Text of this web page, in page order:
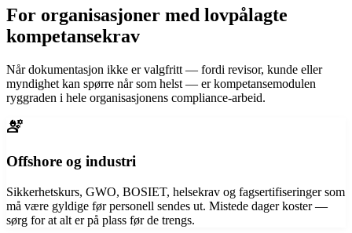
For organisasjoner med lovpålagte
kompetansekrav
Når dokumentasjon ikke er valgfritt — fordi revisor, kunde eller
myndighet kan spørre når som helst — er kompetansemodulen
ryggraden i hele organisasjonens compliance-arbeid.
engineering
Offshore og industri
Sikkerhetskurs, GWO, BOSIET, helsekrav og fagsertifiseringer som
må være gyldige før personell sendes ut. Mistede dager koster —
sørg for at alt er på plass før de trengs.